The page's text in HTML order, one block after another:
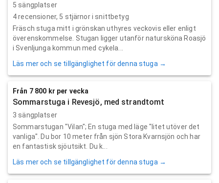
5 sängplatser
4recensioner, 5 stjärnor i snittbetyg
Fräsch stuga mitt i grönskan uthyres veckovis eller enligt
överenskommelse. Stugan ligger utanför natursköna Roasjö
i Svenljunga kommun med cykela...
Läs mer och se tillgänglighet för denna stuga →
Från 7 800 kr per vecka
Sommarstuga i Revesjö, med strandtomt
3 sängplatser
Sommarstugan "Vilan"; En stuga med läge "litet utöver det
vanliga". Du bor 10 meter från sjön Stora Kvarnsjön och har
en fantastisk sjöutsikt. Du k...
Läs mer och se tillgänglighet för denna stuga →